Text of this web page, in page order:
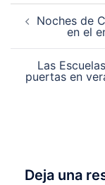
de
entradas
Noches de
en el
Las
puertas en
Deja una